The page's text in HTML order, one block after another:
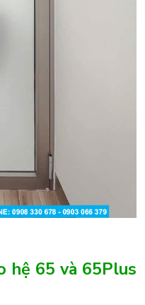
hệ 65 và 65Plus